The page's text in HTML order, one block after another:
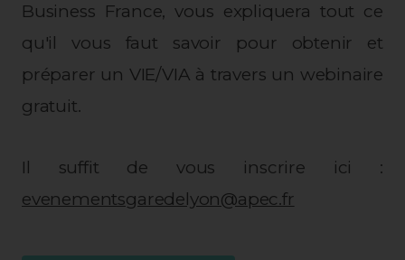
Business France, vous expliquera tout ce
qu'il vous faut savoir pour obtenir et
préparer un VIE/VIA à travers un webinaire
gratuit.
Il suffit de vous inscrire ici :
evenementsgaredelyon@apec.fr